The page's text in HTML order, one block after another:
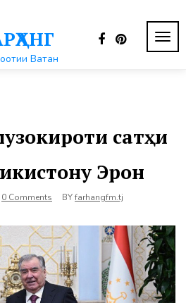
Ватан
сатҳи
Эрон
0 Comments BYfarhangfm.tj